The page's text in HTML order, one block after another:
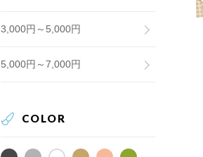
3,000円～5,000円
5,000円～7,000円
COLOR